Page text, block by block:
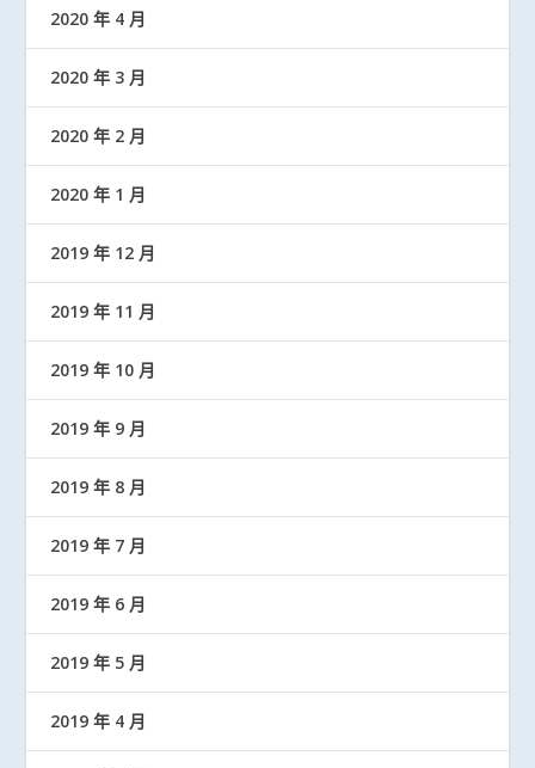
2020 年 4 月
2020 年 3 月
2020 年 2 月
2020 年 1 月
2019 年 12 月
2019 年 11 月
2019 年 10 月
2019 年 9 月
2019 年 8 月
2019 年 7 月
2019 年 6 月
2019 年 5 月
2019 年 4 月